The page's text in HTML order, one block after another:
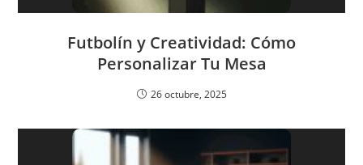
Futbolín y Creatividad: Cómo
Personalizar Tu Mesa
26 octubre, 2025